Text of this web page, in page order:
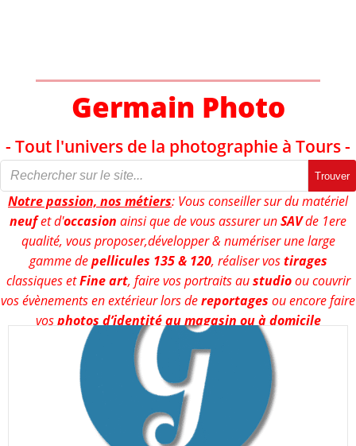
Germain Photo
- Tout l'univers de la photographie à Tours -
Trouver
Notre passion, nos métiers: Vous conseiller sur du matériel
neufet d'occasion ainsi que de vous assurer unSAVde 1ere
qualité, vous proposer,développer & numériser une large
gamme depellicules 135 & 120, réaliser vostirages
classiques etFine art, faire vos portraits austudioou couvrir
vos évènements en extérieur lors dereportages ou encore faire
vosphotos d’identité au magasin ou à domicile